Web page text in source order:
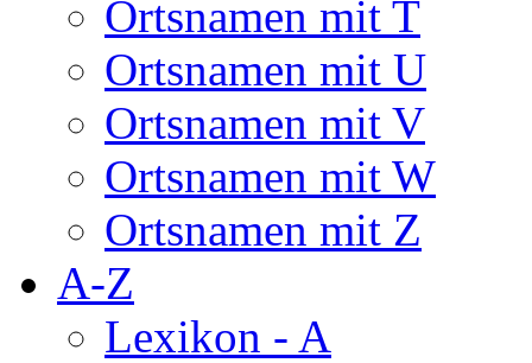
Ortsnamen mit T
Ortsnamen mit U
Ortsnamen mit V
Ortsnamen mit W
Ortsnamen mit Z
A-Z
Lexikon - A